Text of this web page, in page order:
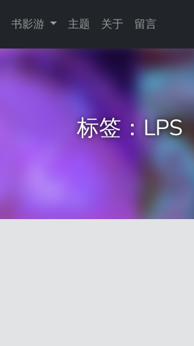
书影游 主题 关于 留言
标签：LPS